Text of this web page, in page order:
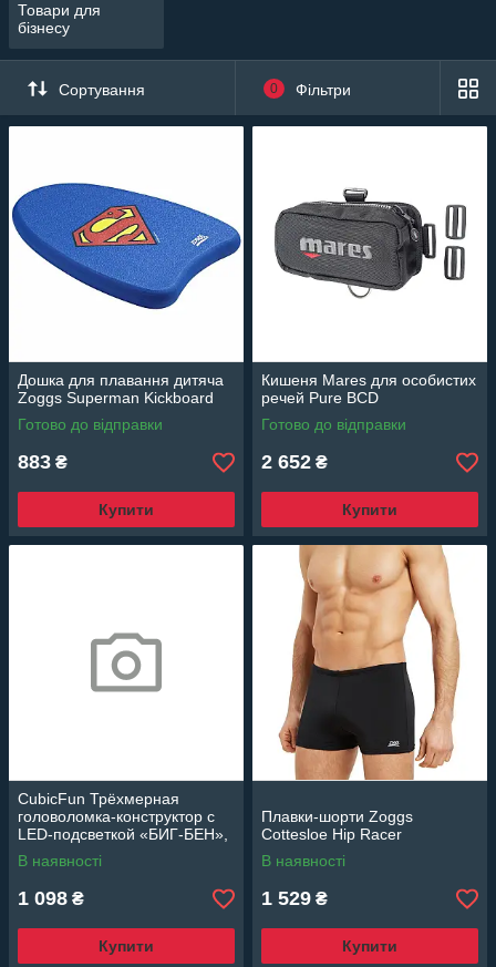
Товари для
бізнесу
Сортування 0 Фільтри
Дошка для плавання дитяча
Zoggs Superman Kickboard
Готово до відправки
883 ₴
Купити
Кишеня Mares для особистих
речей Pure BCD
Готово до відправки
2 652 ₴
Купити
CubicFun Трёхмерная
головоломка-конструктор с
LED-подсветкой «БИГ-БЕН»,
L537h
В наявності
1 098 ₴
Купити
Плавки-шорти Zoggs
Cottesloe Hip Racer
В наявності
1 529 ₴
Купити